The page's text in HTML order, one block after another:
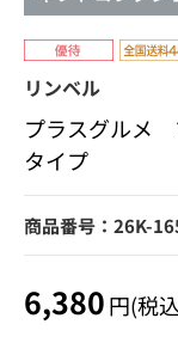
リンベル
プラスグルメ
タイプ
商品番号：26K-
6,380円(税